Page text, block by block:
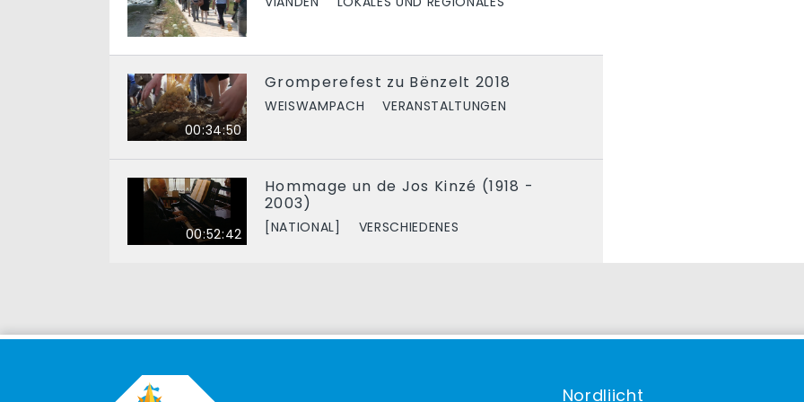
00:34:50
Gromperefest zu Bënzelt 2018
WEISWAMPACH VERANSTALTUNGEN
00:52:42
Hommage un de Jos Kinzé (1918 -
2003)
[NATIONAL] VERSCHIEDENES
Nordliicht